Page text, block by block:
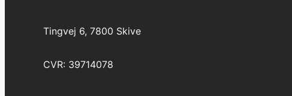
Tingvej 6, 7800 Skive
CVR: 39714078